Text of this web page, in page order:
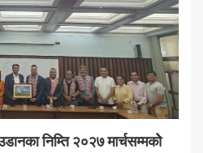
निम्ति २०२७ मार्चसम्मकोे